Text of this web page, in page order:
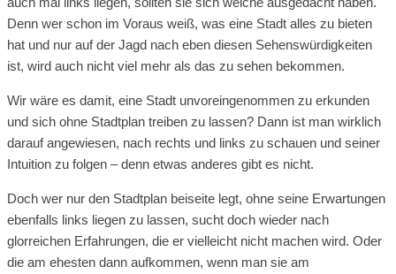
Denn wer schon im Voraus weiß, was eine Stadt alles zu bieten
hat und nur auf der Jagd nach eben diesen Sehenswürdigkeiten
ist, wird auch nicht viel mehr als das zu sehen bekommen.
Wir wäre es damit, eine Stadt unvoreingenommen zu erkunden
und sich ohne Stadtplan treiben zu lassen? Dann ist man wirklich
darauf angewiesen, nach rechts und links zu schauen und seiner
Intuition zu folgen – denn etwas anderes gibt es nicht.
Doch wer nur den Stadtplan beiseite legt, ohne seine Erwartungen
ebenfalls links liegen zu lassen, sucht doch wieder nach
glorreichen Erfahrungen, die er vielleicht nicht machen wird. Oder
die am ehesten dann aufkommen, wenn man sie am